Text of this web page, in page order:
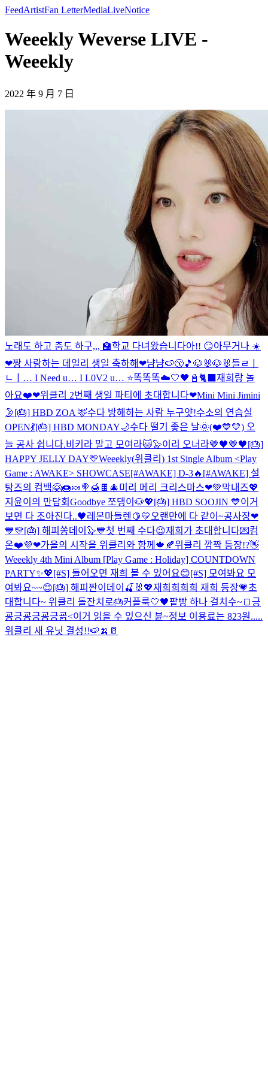
FeedArtistFan LetterMediaLiveNotice
Weeekly Weverse LIVE -
Weeekly
2022 年 9 月 7 日
노래도 하고 춤도 하구,,, 🏫학교 다녀왔습니다아!! 😏아무거나 ☀️
❤짱 사랑하는 데일리 생일 축하해❤냠냠🍉😙🎵 🐶🐰🐶🐰들ㄹㅣ
ㄴㅣ… I Need u… I L0V2 u… ⭐똑똑똑☁️🤍🖤📓🐈‍⬛ 재희랑 놀
아요❤️❤위클리 2번째 생일 파티에 초대합니다❤Mini Mini Jimini
🌛 [🎂] HBD ZOA 🦌수다 방해하는 사람 누구얏!수소의 연습실
OPEN💃[🎂] HBD MONDAY🌙수다 떨기 좋은 날🌞(❤️💙💛) 오
늘 공사 쉽니다.비키라 말고 모여라🐱🦭이리 오너라🤎🖤🤎🖤[🎂]
HAPPY JELLY DAY💛Weeekly(위클리) 1st Single Album <Play
Game : AWAKE> SHOWCASE[#AWAKE] D-3🔥 [#AWAKE] 설
탕즈의 컴백🤗🍩🍬🍭🍯🍫 🎄미리 메리 크리스마스❤💚막내즈💖
지윤이의 만담회 Goodbye 쪼댕이🐶💖[🎂] HBD SOOJIN 💙이거
보면 다 조아진다..🖤레몬마들렌🍋💛 오랜만에 다 같이~공사장❤
💙💛[🎂] 해피쏭데이🦭💙첫 번째 수다😉재희가 초대합니다💌컴
온❤️💜❤가을의 시작을 위클리와 함께🍁🍂위클리 깜짝 등장!?👋
Weeekly 4th Mini Album [Play Game : Holiday] COUNTDOWN
PARTY✨💖[#S] 들어오면 재희 볼 수 있어요😊[#S] 모여봐요 모
여봐요~~😊[🎂] 해피짠이데이🍒🐰💖재희희희희 재희 등장💗초
대합니다~ 위클리 돌잔치로🎂커플룩🤍🖤팥빵 하나 걸치수~🍞긍
굥긍굥긍굥긍굙<이거 읽을 수 있으신 뷴~정보 이용료는 823원.....
위클리 새 유닛 결성!!🍉🍌🥛